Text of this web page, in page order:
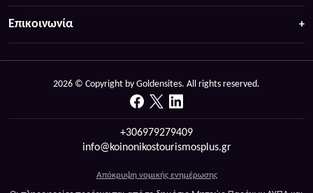
Επικοινωνία
2026 © Copyright by Goldensites. All rights reserved.
+306979279409
info@koinonikostourismosplus.gr
Απόκρυψη νομικής ενημέρωσης